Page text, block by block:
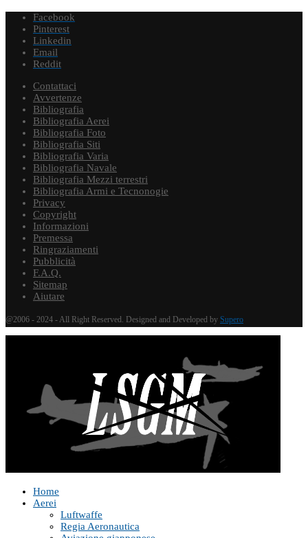
Facebook
Pinterest
Linkedin
Email
Reddit
Contattaci
Avvertenze
Bibliografia
Bibliografia Aerei
Bibliografia Foto
Bibliografia Siti
Bibliografia Varia
Bibliografia Navale
Bibliografia Mezzi terrestri
Bibliografia Armi e Tecnonogie
Privacy
Copyright
Informazioni
Premessa
Ringraziamenti
Pubblicità
F.A.Q.
Sitemap
Aiutare
@2006 - 2024 - All Right Reserved. Designed and Developed by Supero
Home
Aerei
Luftwaffe
Regia Aeronautica